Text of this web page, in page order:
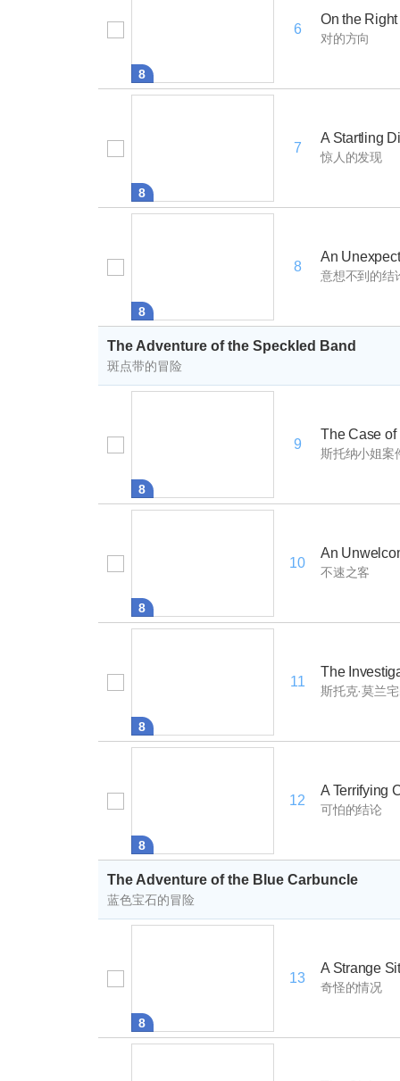
8
6
On the Right
对的方向
8
7
A Startling
惊人的发现
8
8
An
意想不到的结
The Adventure of the Speckled Band
斑点带的冒险
8
9
The Case of
斯托纳小姐案
8
10
An
不速之客
8
11
The
斯托克·莫兰
8
12
A Terrifying
可怕的结论
The Adventure of the Blue Carbuncle
蓝色宝石的冒险
8
13
A Strange
奇怪的情况